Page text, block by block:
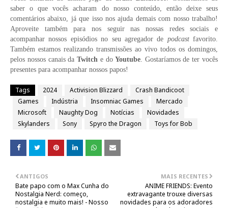
saber o que vocês acharam do nosso conteúdo, então deixe seus
comentários abaixo, já que isso nos ajuda demais com nosso trabalho!
Aproveite também para nos seguir nas nossas redes sociais e
acompanhar nossos episódios no seu agregador de podcastfavorito.
Também estamos realizando transmissões ao vivo todos os domingos,
pelos nossos canais da Twitch e doYoutube. Gostaríamos de ter vocês
presentes para acompanhar nossos papos!
Tags 2024 Activision Blizzard
Crash Bandicoot
Games
Indústria Insomniac Games
Mercado
Microsoft
Naughty Dog Notícias
Novidades
Skylanders
Sony Spyro the Dragon Toys for Bob
MAIS RECENTES
ANIME FRIENDS: Evento
extravagante trouxe diversas
novidades para os adoradores
ANTIGOS
Bate papo com o Max Cunha do
Nostalgia Nerd: começo,
nostalgia e muito mais! - Nosso